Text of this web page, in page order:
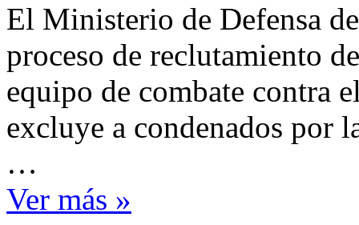
El Ministerio de Defensa
proceso de reclutamiento
equipo de combate contra
excluye a condenados por
…
Ver más »